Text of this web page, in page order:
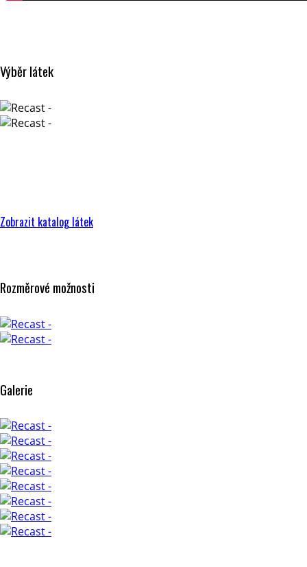
Výběr látek
Zobrazit katalog látek
Rozměrové možnosti
Galerie